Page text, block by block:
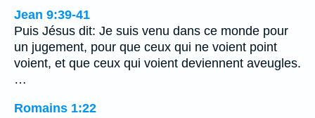
Jean 9:39-41
Puis Jésus dit: Je suis venu dans ce monde pour
un jugement, pour que ceux qui ne voient point
voient, et que ceux qui voient deviennent aveugles.
…
Romains 1:22